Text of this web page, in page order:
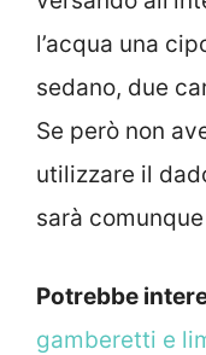
l’acqua una
sedano, due
Se però non
utilizzare il
sarà
Potrebbe
gamberetti e